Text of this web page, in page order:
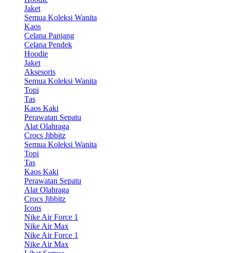
Jaket
Semua Koleksi Wanita
Kaos
Celana Panjang
Celana Pendek
Hoodie
Jaket
Aksesoris
Semua Koleksi Wanita
Topi
Tas
Kaos Kaki
Perawatan Sepatu
Alat Olahraga
Crocs Jibbitz
Semua Koleksi Wanita
Topi
Tas
Kaos Kaki
Perawatan Sepatu
Alat Olahraga
Crocs Jibbitz
Icons
Nike Air Force 1
Nike Air Max
Nike Air Force 1
Nike Air Max